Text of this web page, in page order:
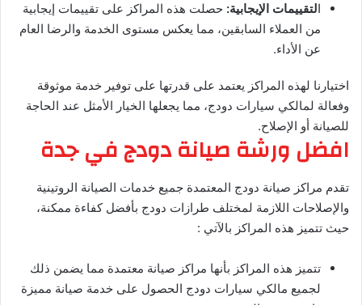
التقييمات الإيجابية: حصلت هذه المراكز على تقييمات إيجابية
من العملاء السابقين، مما يعكس مستوى الخدمة والرضا العام
عن الأداء.
اختيارنا لهذه المراكز يعتمد على قدرتها على توفير خدمة موثوقة
وفعالة لمالكي سيارات دودج، مما يجعلها الخيار الأمثل عند الحاجة
للصيانة أو الإصلاح.
افضل ورشة صيانة دودج في جدة
تقدم مراكز صيانة دودج المعتمدة جميع خدمات الصيانة الروتينية
والإصلاحات اللازمة لمختلف طرازات دودج بأفضل كفاءة ممكنة،
حيث تتميز هذه المراكز بالآتي :
تتميز هذه المراكز بأنها مراكز صيانة معتمدة مما يضمن ذلك
لجميع مالكي سيارات دودج الحصول على خدمة صيانة مميزة